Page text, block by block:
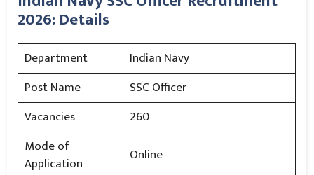
2026: Details
Department
Indian Navy
Post Name
SSC Officer
Vacancies
260
Mode of
Application
Online